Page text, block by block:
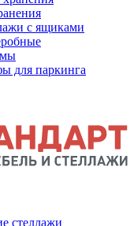
с ящиками
для паркинга